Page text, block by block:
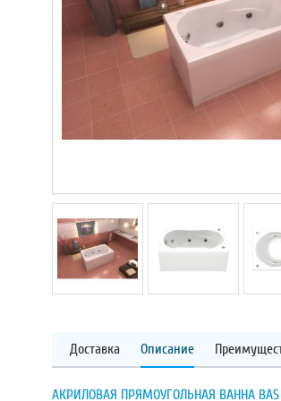
Доставка Описание
АКРИЛОВАЯ ПРЯМОУГОЛЬНАЯ ВАННА